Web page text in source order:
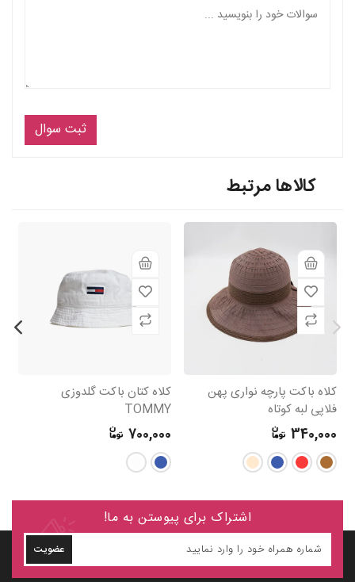
ثبت سوال
کالاها مرتبط
کلاه باکت پارچه نواری پهن
فلاپی لبه کوتاه
340,000
کلاه کتان باکت گلدوزی
TOMMY
700,000
اشتراک برای پیوستن به ما!
عضویت